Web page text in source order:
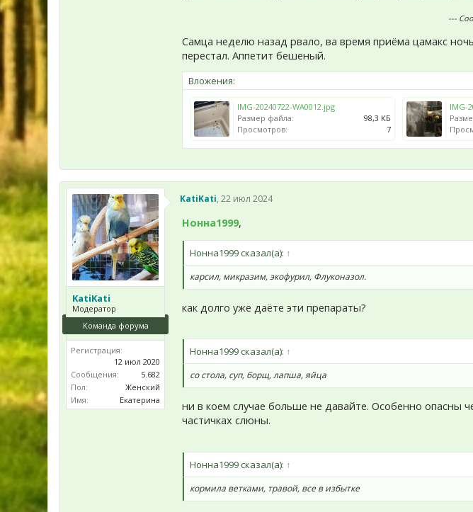
---
Самца неделю назад рвало, ва время приёма цамакс
перестал. Аппетит бешеный.
Вложения:
IMG-20240722-WA0012.jpg
Размер файла:
98,3 КБ
Просмотров:
7
IMG-
KatiKati
Модератор
Команда форума
Регистрация:
12 июл 2020
Сообщения:
5.682
Пол:
Женский
Имя:
Екатерина
KatiKati, 22 июл 2024
Нонна1999,
Нонна1999 сказал(а): ↑
карсил, микразим, экофурил, Флуконазол.
как долго уже даёте эти препараты?
Нонна1999 сказал(а): ↑
со стола, суп, борщ, лапша, яйца
ни в коем случае больше не давайте. Особенно опасны
частичках слюны.
Нонна1999 сказал(а): ↑
кормила ветками, травой, все в избытке